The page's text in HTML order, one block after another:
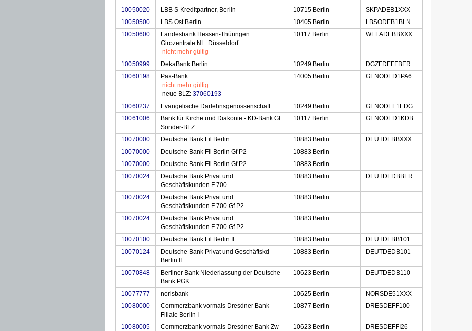
10050020
LBB S-Kreditpartner, Berlin 10715 Berlin
SKPADEB1XXX
10050500
LBS Ost Berlin 10405 Berlin
LBSODEB1BLN
10050600
Landesbank Hessen-Thüringen
Girozentrale NL. Düsseldorf
nicht mehr gültig
10117 Berlin WELADEBBXXX
10050999 DekaBank Berlin 10249 Berlin
DGZFDEFFBER
10060198
Pax-Bank
nicht mehr gültig
neue BLZ: 37060193
14005 Berlin GENODED1PA6
10060237 Evangelische Darlehnsgenossenschaft 10249 Berlin
GENODEF1EDG
10061006
Bank für Kirche und Diakonie - KD-Bank Gf
Sonder-BLZ
10117 Berlin GENODED1KDB
10070000 Deutsche Bank Fil Berlin 10883 Berlin
DEUTDEBBXXX
10070000
Deutsche Bank Fil Berlin Gf P2
10883 Berlin
10070000
Deutsche Bank Fil Berlin Gf P2
10883 Berlin
10070024
Deutsche Bank Privat und
Geschäftskunden F 700
10883 Berlin DEUTDEDBBER
10070024
Deutsche Bank Privat und
Geschäftskunden F 700 Gf P2
10883 Berlin
10070024
Deutsche Bank Privat und
Geschäftskunden F 700 Gf P2
10883 Berlin
10070100 Deutsche Bank Fil Berlin II 10883 Berlin
DEUTDEBB101
10070124
Deutsche Bank Privat und Geschäftskd
Berlin II
10883 Berlin DEUTDEDB101
10070848
Berliner Bank Niederlassung der Deutsche
Bank PGK
10623 Berlin DEUTDEDB110
10077777 norisbank 10625 Berlin
NORSDE51XXX
10080000
Commerzbank vormals Dresdner Bank
Filiale Berlin I
10877 Berlin DRESDEFF100
10080005
Commerzbank vormals Dresdner Bank Zw
10623 Berlin DRESDEFFI26